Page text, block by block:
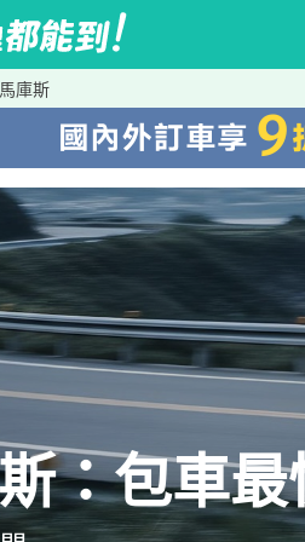
庫斯
：包車